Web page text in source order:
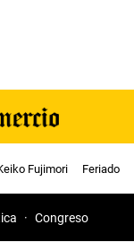
Fujimori Feriado
· Congreso